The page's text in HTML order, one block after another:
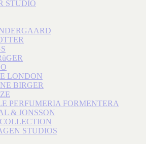
STUDIO
LONDON
BIRGER
PERFUMERIA FORMENTERA
& JONSSON
STUDIOS